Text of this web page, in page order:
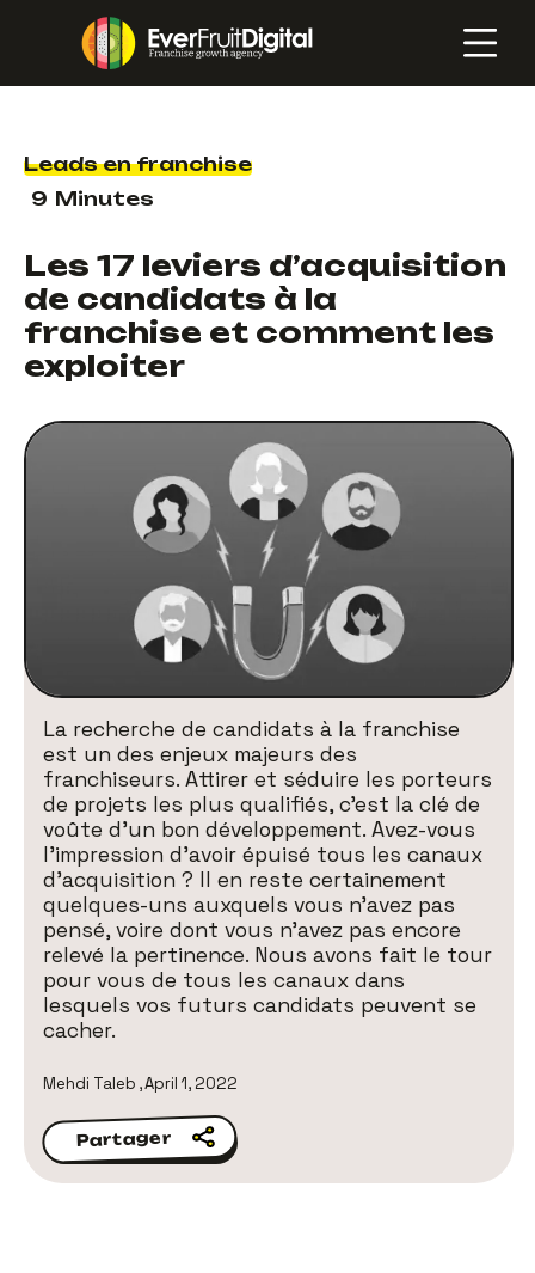
Leads en franchise
9 Minutes
Les 17 leviers d’acquisition
de candidats à la
franchise et comment les
exploiter
La recherche de candidats à la franchise
est un des enjeux majeurs des
franchiseurs. Attirer et séduire les porteurs
de projets les plus qualifiés, c’est la clé de
voûte d’un bon développement. Avez-vous
l’impression d’avoir épuisé tous les canaux
d’acquisition ? Il en reste certainement
quelques-uns auxquels vous n’avez pas
pensé, voire dont vous n’avez pas encore
relevé la pertinence. Nous avons fait le tour
pour vous de tous les canaux dans
lesquels vos futurs candidats peuvent se
cacher.
Mehdi Taleb ,April 1, 2022
Partager
Partager